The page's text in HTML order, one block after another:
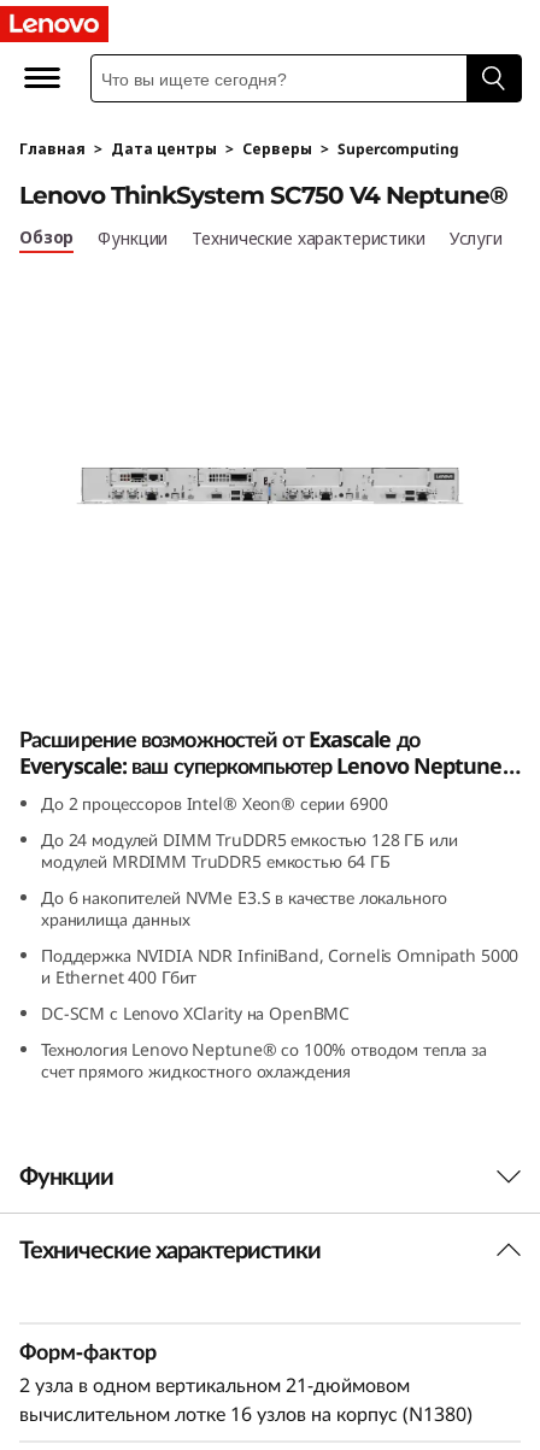
L
n
o
v
e
m
S
C
7
5
V
4
N
p
Главная > Дата центры > Серверы > Supercomputing
Lenovo ThinkSystem SC750 V4 Neptune®
Обзор Функции Технические характеристики Услуги
Расширение возможностей от Exascale до
Everyscale: ваш суперкомпьютер Lenovo Neptune®
с процессором Intel® Xeon® 6 и Intel® Xeon® 6+.
До 2 процессоров Intel® Xeon® серии 6900
До 24 модулей DIMM TruDDR5 емкостью 128 ГБ или
модулей MRDIMM TruDDR5 емкостью 64 ГБ
До 6 накопителей NVMe E3.S в качестве локального
хранилища данных
Поддержка NVIDIA NDR InfiniBand, Cornelis Omnipath 5000
и Ethernet 400 Гбит
DC-SCM с Lenovo XClarity на OpenBMC
Технология Lenovo Neptune® со 100% отводом тепла за
счет прямого жидкостного охлаждения
Функции
Наслаждайтесь производительностью
6+. Благодаря системе жидкостного
охлаждения Lenovo Neptune он работает на
процессоре Intel®Xeon ®серии 6900 с
Технические характеристики
Форм-фактор
2 узла в одном вертикальном 21-дюймовом
вычислительном лотке 16 узлов на корпус (N1380)